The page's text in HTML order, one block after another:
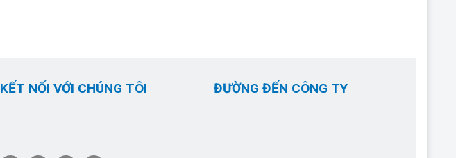
KẾT NỐI VỚI CHÚNG TÔI ĐƯỜNG ĐẾN CÔNG TY